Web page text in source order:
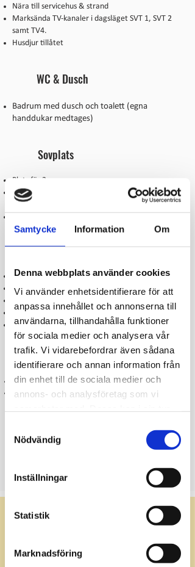
Samtycke Information Om
Denna webbplats använder cookies
Vi använder enhetsidentifierare för att
anpassa innehållet och annonserna till
användarna, tillhandahålla funktioner
för sociala medier och analysera vår
trafik. Vi vidarebefordrar även sådana
identifierare och annan information från
din enhet till de sociala medier och
annons- och analysföretag som vi
information som du har tillhandahållit
eller som de har samlat in när du har
Nödvändig
Inställningar
Statistik
Marknadsföring
Nära till servicehus & strand
Marksända TV-kanaler i dagsläget SVT 1, SVT 2
samt TV4.
Husdjur tillåtet
WC & Dusch
Badrum med dusch och toalett (egna
handdukar medtages)
Sovplats
Plats för 3 personer
Familjesäng (våningssäng) med en bredare
underslaf på 120cm
Kök
Kök utrustad med spis
Kaffebryggare
Kylskåp med frysfack
Husgeråd för 3 personer
Matplats och pentry
Internet
WiFi finns på området
Premium-WiFi går att köpa i receptionen
Altan med bord och stolar för 3 personer.
PRISER OCH KALENDER